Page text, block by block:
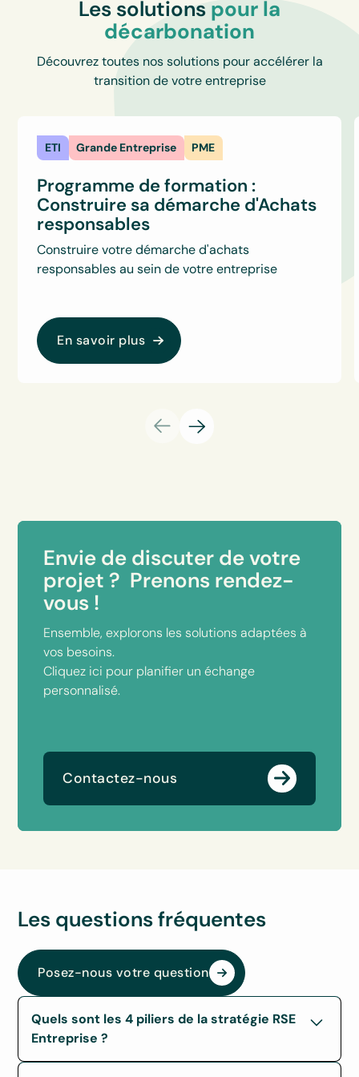
Les solutions pour la
décarbonation
Découvrez toutes nos solutions pour accélérer la
transition de votre entreprise
ETI Grande Entreprise PME
Programme de formation :
Construire sa démarche d'Achats
responsables
Construire votre démarche d'achats
responsables au sein de votre entreprise
En savoir plus
Envie de discuter de votre
projet ? Prenons rendez-
vous !
Ensemble, explorons les solutions adaptées à
vos besoins.
Cliquez ici pour planifier un échange
personnalisé.
Contactez-nous
Les questions fréquentes
Posez-nous votre question
Quels sont les 4 piliers de la stratégie RSE
Entreprise ?
Les quatre piliers de la stratégie RSE d’une